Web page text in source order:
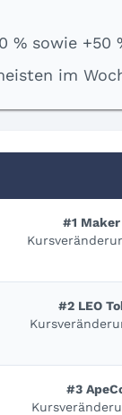
% sowie +50
im
#1 Maker
#2 LEO
#3